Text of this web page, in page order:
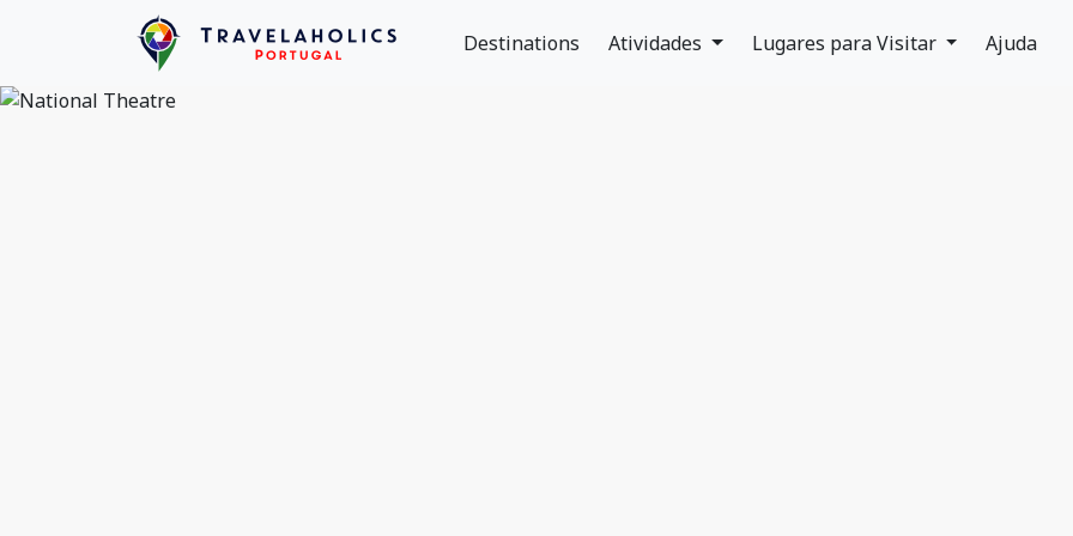
Destinations Atividades Lugares para Visitar Ajuda